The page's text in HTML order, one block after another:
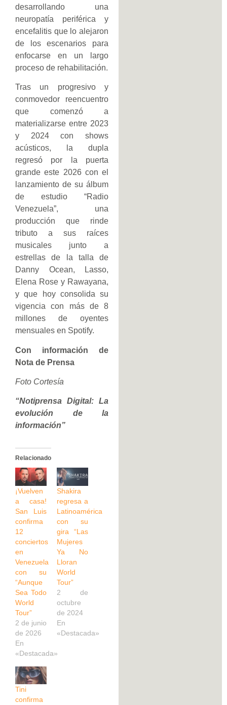
desarrollando una
neuropatía periférica y
encefalitis que lo alejaron
de los escenarios para
enfocarse en un largo
proceso de rehabilitación.
Tras un progresivo y
conmovedor reencuentro
que comenzó a
materializarse entre 2023
y 2024 con shows
acústicos, la dupla
regresó por la puerta
grande este 2026 con el
lanzamiento de su álbum
de estudio “Radio
Venezuela”, una
producción que rinde
tributo a sus raíces
musicales junto a
estrellas de la talla de
Danny Ocean, Lasso,
Elena Rose y Rawayana,
y que hoy consolida su
vigencia con más de 8
millones de oyentes
mensuales en Spotify.
Con información de
Nota de Prensa
Foto Cortesía
“Notiprensa Digital: La
evolución de la
información”
Relacionado
¡Vuelven
a casa!
San Luis
confirma
12
conciertos
en
Venezuela
con su
“Aunque
Sea Todo
World
Tour”
2 de junio
de 2026
En
«Destacada»
Shakira
regresa a
Latinoamérica
con su
gira “Las
Mujeres
Ya No
Lloran
World
Tour”
2 de
octubre
de 2024
En
«Destacada»
Tini
confirma